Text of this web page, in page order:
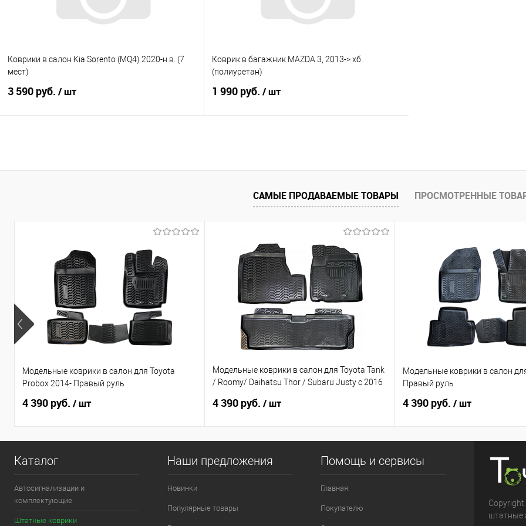
Коврики в салон Kia Sorento (MQ4) 2020-н.в. (7
мест)
3 590 руб. / шт
Купить в 1 клик
Сравнение
Коврик в багажник MAZDA 3, 2013-> хб.
(полиуретан)
1 990 руб. / шт
Купить в 1 клик
Сравнение
В избранное
Под заказ
САМЫЕ ПРОДАВАЕМЫЕ ТОВАРЫ ПРОСМОТРЕННЫЕ
Модельные коврики в салон для Toyota
Probox 2014- Правый руль
4 390 руб. / шт
Модельные коврики в салон для Toyota Tank
/ Roomy/ Daihatsu Thor / Subaru Justy с 2016
4 390 руб. / шт
Модельные коврики в салон
Правый руль
4 390 руб. / шт
Каталог
Автосигнализации и
комплектующие
Штатные коврики
Наши предложения
Новинки
Популярные товары
Помощь и сервисы
Главная
Покупателю
Copyright
штатные